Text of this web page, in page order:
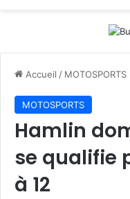
Accueil / MOTOSPORTS
MOTOSPORTS
Hamlin
se qualifie
à 12